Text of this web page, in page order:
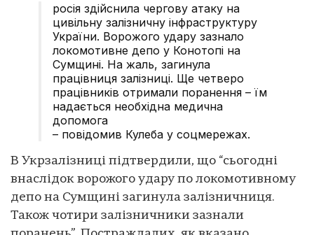
росія здійснила чергову атаку на
цивільну залізничну інфраструктуру
України. Ворожого удару зазнало
локомотивне депо у Конотопі на
Сумщині. На жаль, загинула
працівниця залізниці. Ще четверо
працівників отримали поранення – їм
надається необхідна медична
допомога
– повідомив Кулеба у соцмережах.
В Укрзалізниці підтвердили, що “сьогодні
внаслідок ворожого удару по локомотивному
депо на Сумщині загинула залізничниця.
Також чотири залізничники зазнали